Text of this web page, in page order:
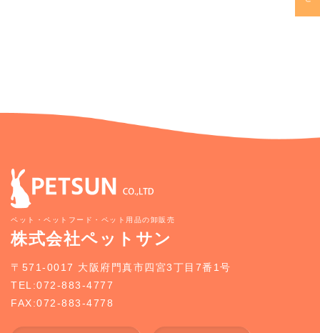
ペット・ペットフード・ペット用品の卸販売
株式会社ペットサン
〒571-0017 大阪府門真市四宮3丁目7番1号
TEL:072-883-4777
FAX:072-883-4778